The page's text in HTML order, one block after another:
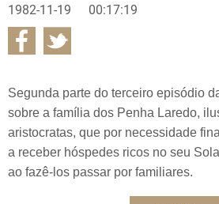
1982-11-19 00:17:19
Segunda parte do terceiro episódio
sobre a família dos Penha Laredo,
aristocratas, que por necessidade
a receber hóspedes ricos no seu
ao fazê-los passar por familiares.